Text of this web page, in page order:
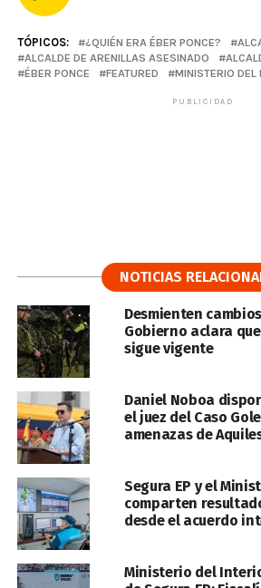
TÓPICOS: ¿QUIÉN ERA ÉBER PONCE?
ALCALDE DE ARENILLAS ASESINADO
ÉBER PONCE
FEATURED MINISTERIO DEL
PUBLICIDAD
NOTICIAS
Desmienten
Gobierno aclara
sigue vigente
Daniel Noboa
el juez del Caso
amenazas de
Segura EP y el
comparten
desde el acuerdo
Ministerio del